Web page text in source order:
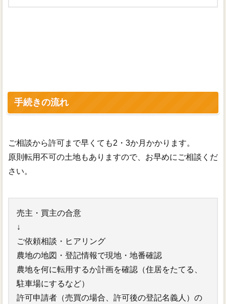
手続きの流れ
ご相談から許可まで早くても2・3か月かかります。
原則転用不可の土地もありますので、お早めにご相談くだ
さい。
売主・買主の合意
↓
ご依頼相談・ヒアリング
農地の地図・登記情報で現地・地番確認
農地を何に転用するか計画を確認（住居をたてる、
駐車場にするなど）
許可申請者（売買の場合、許可後の登記名義人）の